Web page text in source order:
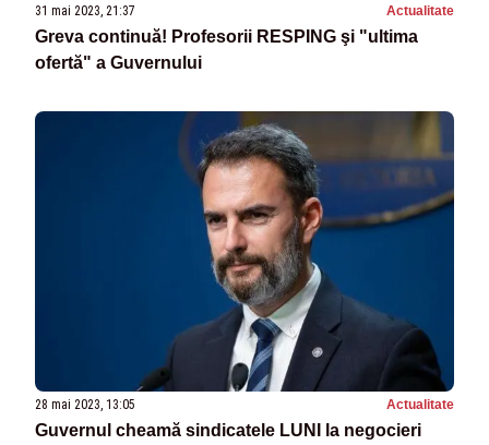
31 mai 2023, 21:37 Actualitate
Greva continuă! Profesorii RESPING şi "ultima
ofertă" a Guvernului
28 mai 2023, 13:05 Actualitate
Guvernul cheamă sindicatele LUNI la negocieri